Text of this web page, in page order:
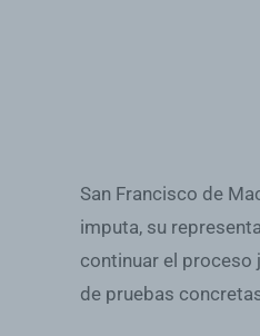
San Francisco de
imputa, su
continuar el proceso
de pruebas